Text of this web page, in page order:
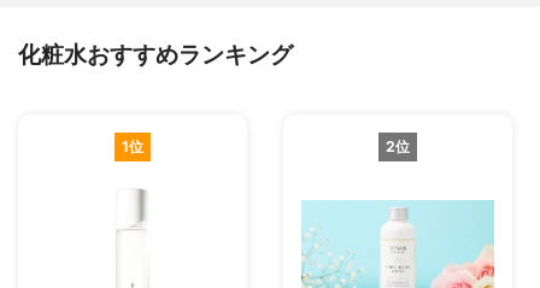
化粧水おすすめランキング
1位 2位